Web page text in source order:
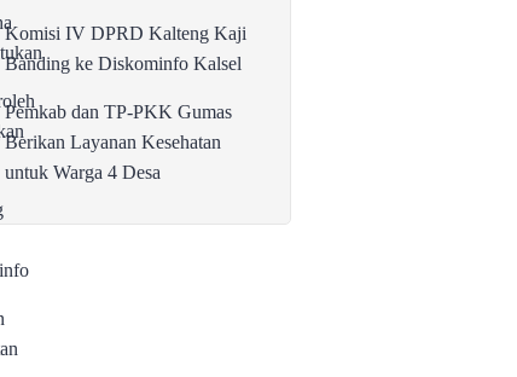
Komisi IV DPRD Kalteng Kaji
Banding ke Diskominfo Kalsel
Pemkab dan TP-PKK Gumas
Berikan Layanan Kesehatan
untuk Warga 4 Desa